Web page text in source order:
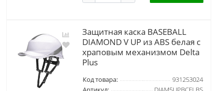
Защитная каска BASEBALL
DIAMOND V UP из ABS белая с
храповым механизмом Delta
Plus
Код товара:
931253024